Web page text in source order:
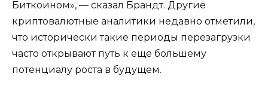
Биткоином», — сказал Брандт. Другие
криптовалютные аналитики недавно отметили,
что исторически такие периоды перезагрузки
часто открывают путь к еще большему
потенциалу роста в будущем.